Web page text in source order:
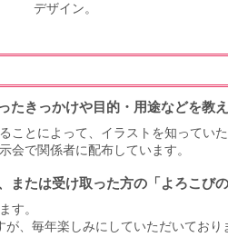
デザイン。
たきっかけや目的・用途などを教え
ことによって、イラストを知ってい
会で関係者に配布しています。
または受け取った方の「よろこび
す。
、毎年楽しみにしていただいており